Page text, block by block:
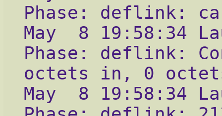
Phase: deflink:
May  8 19:58:34
Phase: deflink:
octets in, 0
May  8 19:58:34